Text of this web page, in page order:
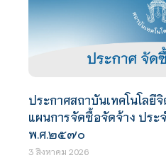
ประกาศสถาบันเทคโนโลยี
แผนการจัดซื้อจัดจ้าง ปร
พ.ศ.๒๕๗๐
3 สิงหาคม 2026